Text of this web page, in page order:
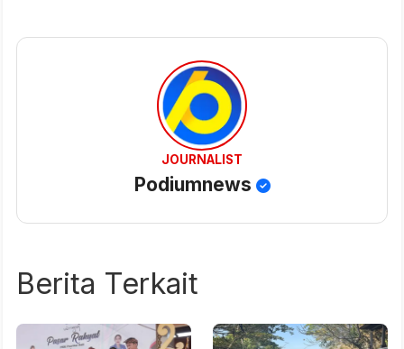
JOURNALIST
Podiumnews
Berita Terkait